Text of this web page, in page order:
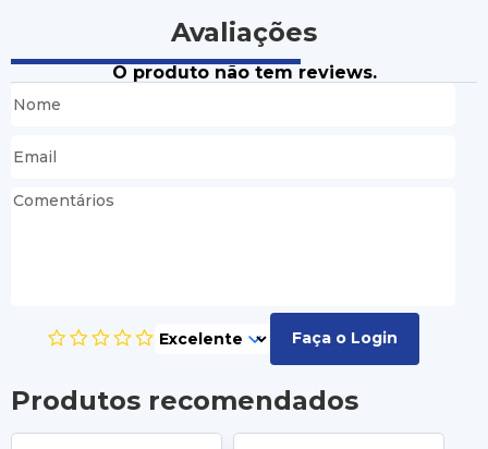
Avaliações
O produto não tem reviews.
Faça o Login
Produtos recomendados